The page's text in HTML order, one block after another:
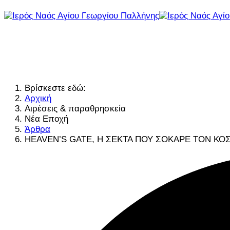
Βρίσκεστε εδώ:
Αρχική
Αιρέσεις & παραθρησκεία
Νέα Εποχή
Άρθρα
HEAVEN’S GATE, Η ΣΕΚΤΑ ΠΟΥ ΣΟΚΑΡΕ ΤΟΝ